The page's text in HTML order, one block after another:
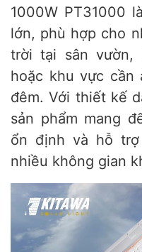
1000W PT31000
lớn, phù hợp cho
trời tại sân vườn,
hoặc khu vực cần
đêm. Với thiết kế
sản phẩm mang
ổn định và hỗ
nhiều không gian